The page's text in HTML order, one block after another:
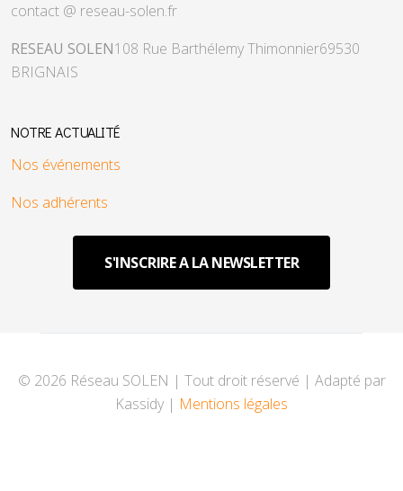
contact @ reseau-solen.fr
RESEAU SOLEN108 Rue Barthélemy Thimonnier69530
BRIGNAIS
NOTRE ACTUALITÉ
Nos événements
Nos adhérents
S'INSCRIRE A LA NEWSLETTER
© 2026 Réseau SOLEN | Tout droit réservé | Adapté par
Kassidy | Mentions légales